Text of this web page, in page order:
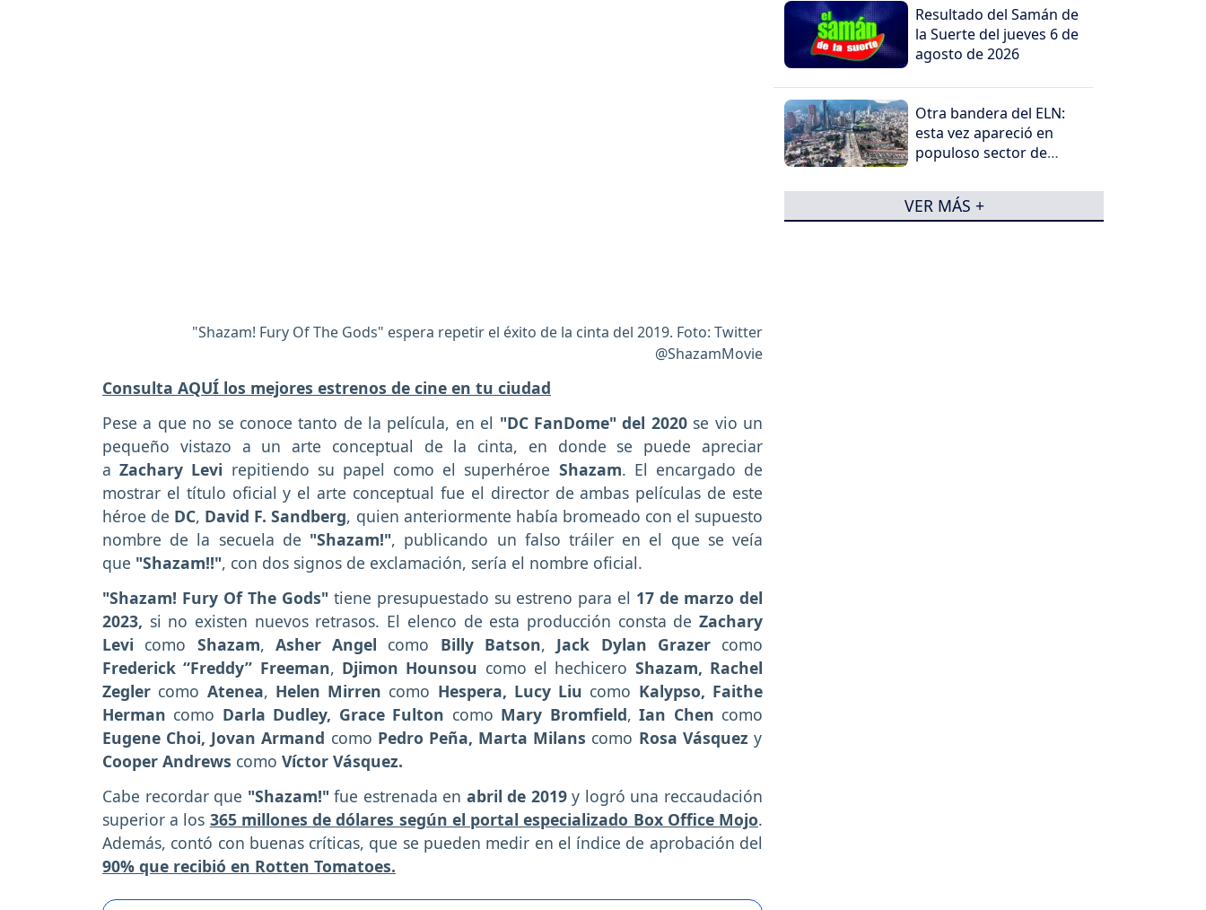
"Shazam! Fury Of The Gods" espera repetir el éxito de la cinta del 2019. Foto: Twitter
@ShazamMovie
Consulta AQUÍ los mejores estrenos de cine en tu ciudad
Pese a que no se conoce tanto de la película, en el "DC FanDome" del 2020se vio un
pequeño vistazo a un arte conceptual de la cinta, en donde se puede apreciar
a Zachary Levi repitiendo su papel como el superhéroe Shazam. El encargado de
mostrar el título oficial y el arte conceptual fue el director de ambas películas de este
héroe de DC, David F. Sandberg, quien anteriormente había bromeado con el supuesto
nombre de la secuela de "Shazam!", publicando un falso tráiler en el que se veía
que "Shazam!!", con dos signos de exclamación, sería el nombre oficial.
"Shazam! Fury Of The Gods" tiene presupuestado su estreno para el 17 de marzo del
2023, si no existen nuevos retrasos. El elenco de esta producción consta de Zachary
Levi como Shazam, Asher Angel como Billy Batson, Jack Dylan Grazercomo
Frederick “Freddy” Freeman, Djimon Hounsou como el hechicero Shazam, Rachel
Zegler como Atenea, Helen Mirren como Hespera, Lucy Liu como Kalypso, Faithe
Herman como Darla Dudley, Grace Fulton como Mary Bromfield,Ian Chen como
Eugene Choi, Jovan Armand como Pedro Peña, Marta Milans como Rosa Vásquez y
Cooper Andrews como Víctor Vásquez.
Cabe recordar que "Shazam!" fue estrenada en abril de 2019y logró una reccaudación
superior a los 365 millones de dólares según el portal especializado Box Office Mojo.
Además, contó con buenas críticas, que se pueden medir en el índice de aprobación del
90% que recibió en Rotten Tomatoes.
Resultado del Samán de
la Suerte del jueves 6 de
agosto de 2026
Otra bandera del ELN:
esta vez apareció en
populoso sector de
VER MÁS +